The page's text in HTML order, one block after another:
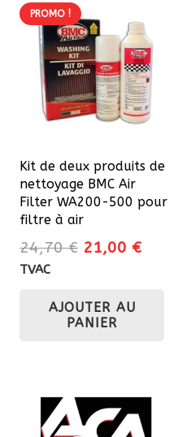
PROMO !
Kit de deux produits de
nettoyage BMC Air
Filter WA200-500 pour
filtre à air
24,70€ Le
était :
24,70 €.
21,00 €Le
TVAC
AJOUTER AU
PANIER